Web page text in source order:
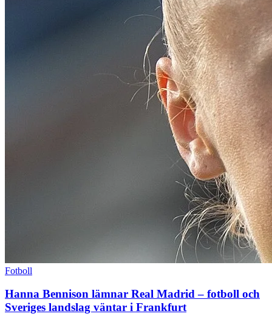
Fotboll
Hanna Bennison lämnar Real Madrid – fotboll och
Sveriges landslag väntar i Frankfurt